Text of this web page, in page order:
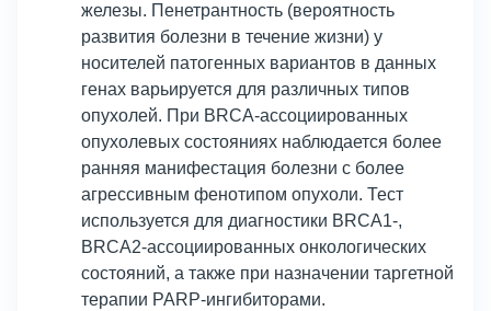
железы. Пенетрантность (вероятность
развития болезни в течение жизни) у
носителей патогенных вариантов в данных
генах варьируется для различных типов
опухолей. При BRCA-ассоциированных
опухолевых состояниях наблюдается более
ранняя манифестация болезни с более
агрессивным фенотипом опухоли. Тест
используется для диагностики BRCA1-,
BRCA2-ассоциированных онкологических
состояний, а также при назначении таргетной
терапии PARP-ингибиторами.